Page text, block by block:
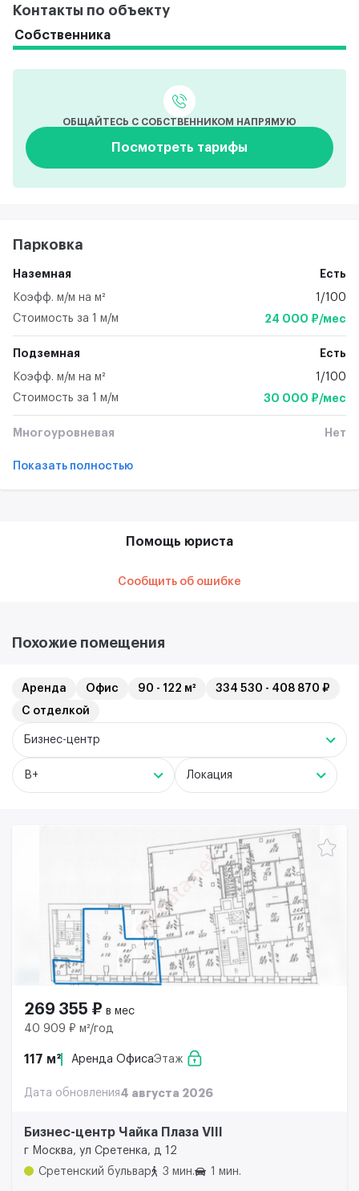
Контакты по объекту
Собственника
ОБЩАЙТЕСЬ С СОБСТВЕННИКОМ НАПРЯМУЮ
Посмотреть тарифы
Парковка
Наземная Есть
Коэфф. м/м на м²
1/100
Стоимость за 1 м/м
24 000 ₽/мес
Подземная Есть
Коэфф. м/м на м²
1/100
Стоимость за 1 м/м
30 000 ₽/мес
Многоуровневая Нет
Показать полностью
Помощь юриста
Сообщить об ошибке
Похожие помещения
Аренда Офис 90 - 122 м²
334 530 - 408 870 ₽
С отделкой
Бизнес-центр
B+ Локация
269 355 ₽ в мес
40 909 ₽ м²/год
117 м² Аренда ОфисаЭтаж
Дата обновления4 августа 2026
Бизнес-центр Чайка Плаза VIII
г Москва, ул Сретенка, д 12
Сретенский бульвар
3 мин. 1 мин.